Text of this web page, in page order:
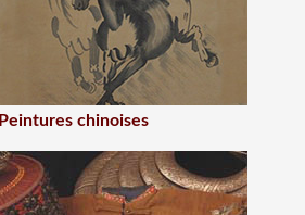
Peintures chinoises